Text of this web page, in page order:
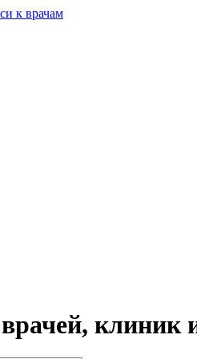
клиник